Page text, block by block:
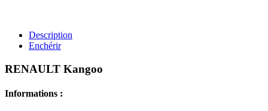
Description
Enchérir
RENAULT Kangoo
Informations :